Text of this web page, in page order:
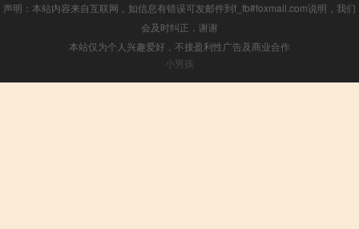
声明：本站内容来自互联网，如信息有错误可发邮件到f_fb#foxmail.com说明，我们
会及时纠正，谢谢
本站仅为个人兴趣爱好，不接盈利性广告及商业合作
小男孩